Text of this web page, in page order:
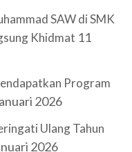
SAW di SMK
Khidmat 11
Program
2026
Ulang Tahun
2026